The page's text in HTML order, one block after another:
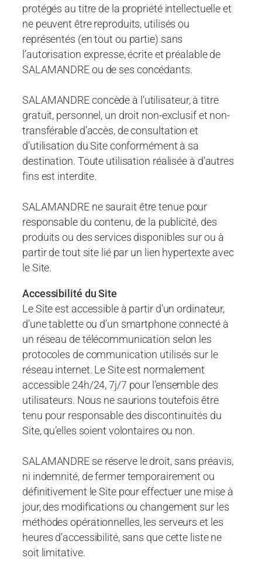
protégés au titre de la propriété intellectuelle et
ne peuvent être reproduits, utilisés ou
représentés (en tout ou partie) sans
l’autorisation expresse, écrite et préalable de
SALAMANDRE ou de ses concédants.
SALAMANDRE concède à l’utilisateur, à titre
gratuit, personnel, un droit non-exclusif et non-
transférable d’accès, de consultation et
d’utilisation du Site conformément à sa
destination. Toute utilisation réalisée à d’autres
fins est interdite.
SALAMANDRE ne saurait être tenue pour
responsable du contenu, de la publicité, des
produits ou des services disponibles sur ou à
partir de tout site lié par un lien hypertexte avec
le Site.
Accessibilité du Site
Le Site est accessible à partir d’un ordinateur,
d’une tablette ou d’un smartphone connecté à
un réseau de télécommunication selon les
protocoles de communication utilisés sur le
réseau internet. Le Site est normalement
accessible 24h/24, 7j/7 pour l’ensemble des
utilisateurs. Nous ne saurions toutefois être
tenu pour responsable des discontinuités du
Site, qu’elles soient volontaires ou non.
SALAMANDRE se réserve le droit, sans préavis,
ni indemnité, de fermer temporairement ou
définitivement le Site pour effectuer une mise à
jour, des modifications ou changement sur les
méthodes opérationnelles, les serveurs et les
heures d’accessibilité, sans que cette liste ne
soit limitative.